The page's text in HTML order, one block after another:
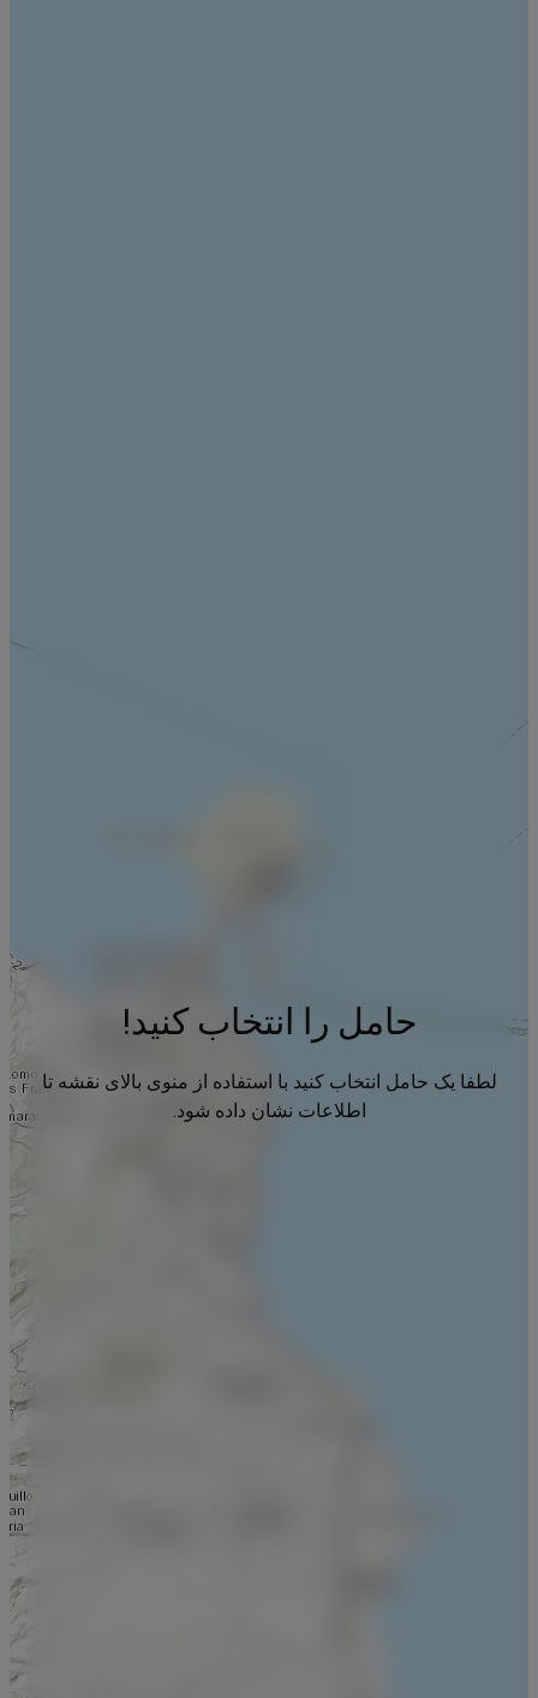
حامل را انتخاب کنید!
لطفا یک حامل انتخاب کنید با استفاده از منوی بالای نقشه تا
اطلاعات نشان داده شود.